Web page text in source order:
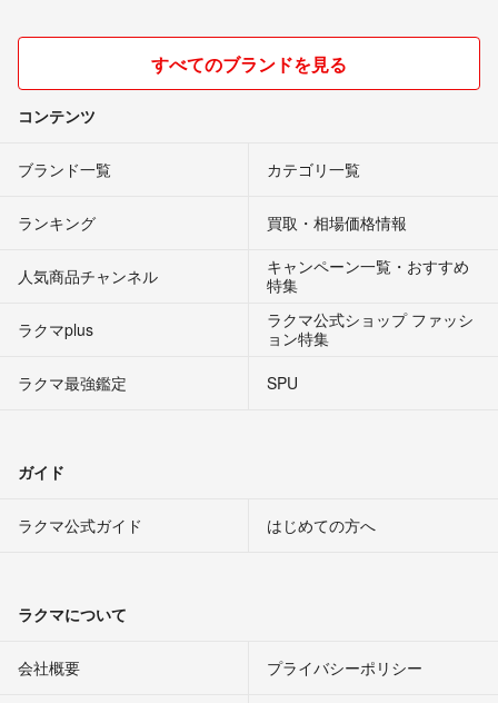
すべてのブランドを見る
コンテンツ
ブランド一覧 カテゴリ一覧
ランキング 買取・相場価格情報
人気商品チャンネル
キャンペーン一覧・おすすめ
特集
ラクマplus
ラクマ公式ショップ ファッシ
ョン特集
ラクマ最強鑑定
SPU
ガイド
ラクマ公式ガイド はじめての方へ
ラクマについて
会社概要 プライバシーポリシー